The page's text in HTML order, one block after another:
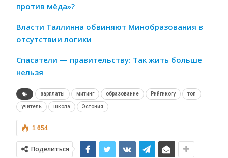
против мёда»?
Власти Таллинна обвиняют Минобразования в
отсутствии логики
Спасатели — правительству: Так жить больше
нельзя
зарплаты митинг образование Рийгикогу топ
учитель школа Эстония
1 654
Поделиться